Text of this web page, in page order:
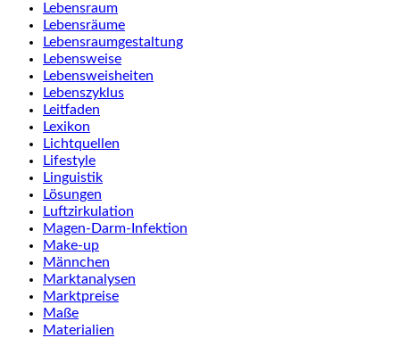
Lebensraum
Lebensräume
Lebensraumgestaltung
Lebensweise
Lebensweisheiten
Lebenszyklus
Leitfaden
Lexikon
Lichtquellen
Lifestyle
Linguistik
Lösungen
Luftzirkulation
Magen-Darm-Infektion
Make-up
Männchen
Marktanalysen
Marktpreise
Maße
Materialien